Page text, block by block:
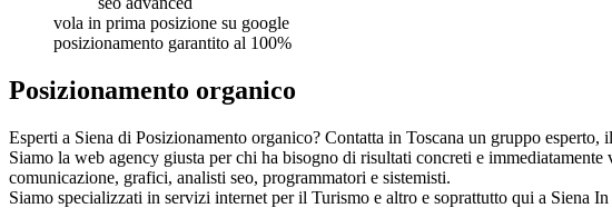
vola in prima posizione su google
posizionamento garantito al 100%
Posizionamento organico
Esperti a Siena di Posizionamento organico? Contatta in Toscana un gruppo
Siamo la web agency giusta per chi ha bisogno di risultati concreti e
comunicazione, grafici, analisti seo, programmatori e sistemisti.
Siamo specializzati in servizi internet per il Turismo e altro e soprattutto qui a Siena